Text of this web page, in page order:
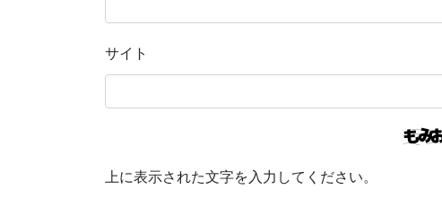
サイト
上に表示された文字を入力してください。